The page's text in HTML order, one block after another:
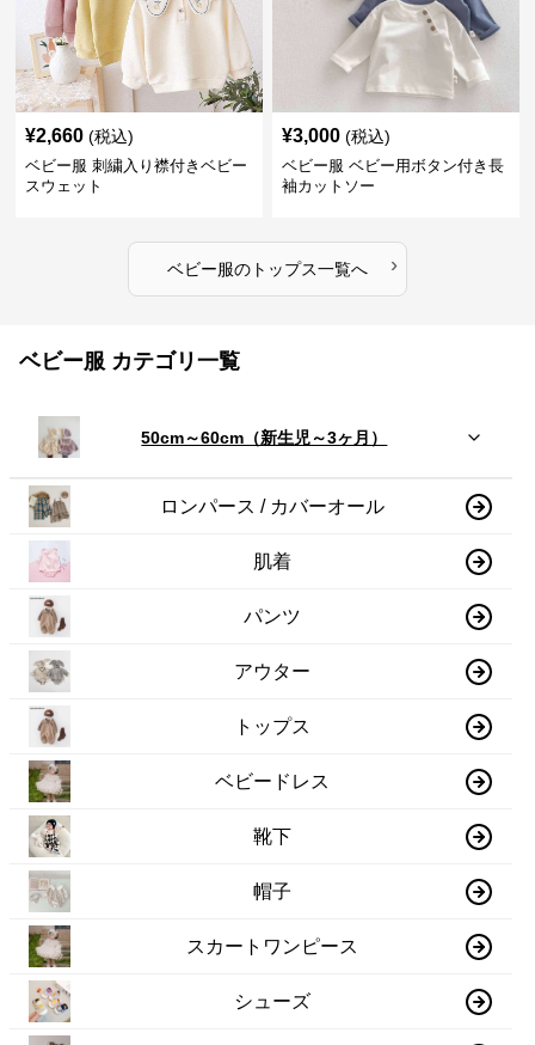
¥2,660 (税込)
ベビー服 刺繍入り襟付きベビー
スウェット
¥3,000 (税込)
ベビー服 ベビー用ボタン付き長
袖カットソー
ベビー服のトップス一覧へ ›
ベビー服 カテゴリ一覧
50cm～60cm（新生児～3ヶ月）
ロンパース / カバーオール
肌着
パンツ
アウター
トップス
ベビードレス
靴下
帽子
スカートワンピース
シューズ